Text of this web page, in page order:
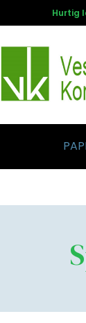
Hurtig